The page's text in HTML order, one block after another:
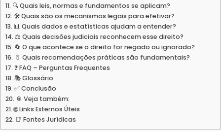
🔍 Quais leis, normas e fundamentos se aplicam?
🛠️ Quais são os mecanismos legais para efetivar?
📊 Quais dados e estatísticas ajudam a entender?
⚖️ Quais decisões judiciais reconhecem esse direito?
🔄 O que acontece se o direito for negado ou ignorado?
📎 Quais recomendações práticas são fundamentais?
❓ FAQ – Perguntas Frequentes
📚 Glossário
✅ Conclusão
📎 Veja também:
🌐 Links Externos Úteis
📑 Fontes Jurídicas